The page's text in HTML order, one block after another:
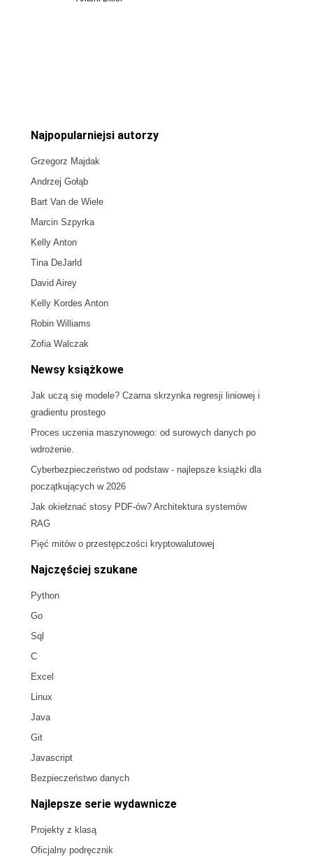
Najpopularniejsi autorzy
Grzegorz Majdak
Andrzej Gołąb
Bart Van de Wiele
Marcin Szpyrka
Kelly Anton
Tina DeJarld
David Airey
Kelly Kordes Anton
Robin Williams
Zofia Walczak
Newsy książkowe
Jak uczą się modele? Czarna skrzynka regresji liniowej i
gradientu prostego
Proces uczenia maszynowego: od surowych danych po
wdrożenie.
Cyberbezpieczeństwo od podstaw - najlepsze książki dla
początkujących w 2026
Jak okiełznać stosy PDF-ów? Architektura systemów
RAG
Pięć mitów o przestępczości kryptowalutowej
Najczęściej szukane
Python
Go
Sql
C
Excel
Linux
Java
Git
Javascript
Bezpieczeństwo danych
Najlepsze serie wydawnicze
Projekty z klasą
Oficjalny podręcznik